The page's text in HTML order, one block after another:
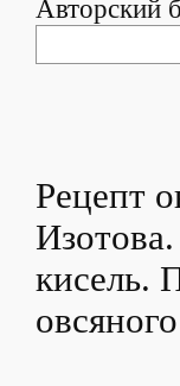
Авторский
Рецепт
кисель.